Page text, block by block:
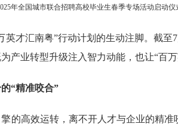
年全国城市联合招聘高校毕业生春季专场活动启动
汇南粤”行动计划的生动注脚。截至
产业转型升级注入智力动能，也让“百
“精准咬合”
高效运转，离不开人才与企业的精准